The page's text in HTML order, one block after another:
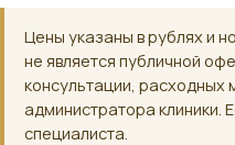
Цены указаны в рублях и
не является публичной
консультации, расходных
администратора клиники.
специалиста.